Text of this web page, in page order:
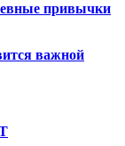
привычки
важной